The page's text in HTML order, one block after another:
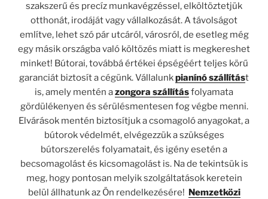
szakszerű és precíz munkavégzéssel, elköltöztetjük
otthonát, irodáját vagy vállalkozását. A távolságot
említve, lehet szó pár utcáról, városról, de esetleg még
egy másik országba való költözés miatt is megkereshet
minket! Bútorai, továbbá értékei épségéért teljes körű
garanciát biztosít a cégünk. Vállalunkpianínó szállítást
is, amely mentén azongora szállításfolyamata
gördülékenyen és sérülésmentesen fog végbe menni.
Elvárások mentén biztosítjuk a csomagoló anyagokat, a
bútorok védelmét, elvégezzük a szükséges
bútorszerelés folyamatait, és igény esetén a
becsomagolást és kicsomagolást is. Na de tekintsük is
meg, hogy pontosan melyik szolgáltatások keretein
belül állhatunk az Ön rendelkezésére! Nemzetközi